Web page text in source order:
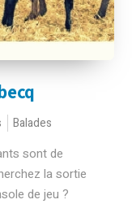
Balades
sont de
la sortie
de jeu ?